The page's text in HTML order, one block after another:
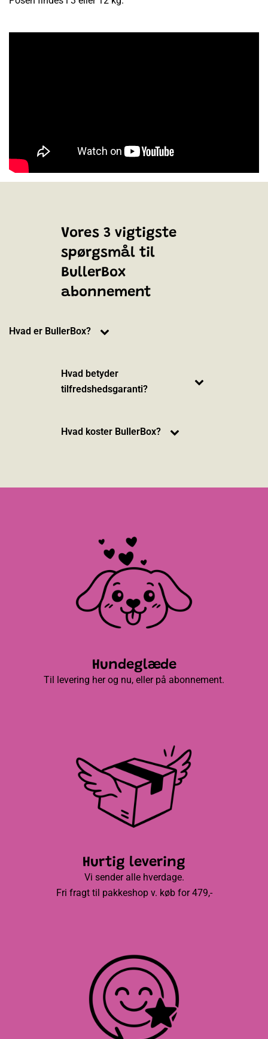
Vores 3 vigtigste
spørgsmål til
BullerBox
abonnement
Hvad er BullerBox?
Hvad betyder
tilfredshedsgaranti?
Hvad koster BullerBox?
Hundeglæde
Til levering her og nu, eller på abonnement.
Hurtig levering
Vi sender alle hverdage.
Fri fragt til pakkeshop v. køb for 479,-